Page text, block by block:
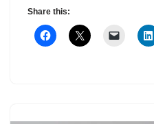
Share this: